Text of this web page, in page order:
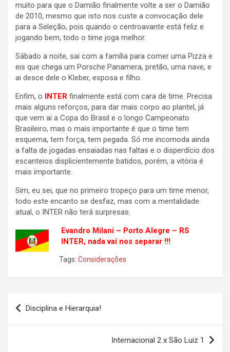
muito para que o Damião finalmente volte a ser o Damião
de 2010, mesmo que isto nos custe a convocação dele
para a Seleção, pois quando o centroavante está feliz e
jogando bem, todo o time joga melhor.
Sábado a noite, sai com a família para comer uma Pizza e
eis que chega um Porsche Panamera, pretão, uma nave, e
ai desce dele o Kleber, esposa e filho.
Enfim, o INTER finalmente está com cara de time. Precisa
mais alguns reforços, para dar mais corpo ao plantel, já
que vem ai a Copa do Brasil e o longo Campeonato
Brasileiro, mas o mais importante é que o time tem
esquema, tem força, tem pegada. Só me incomoda ainda
a falta de jogadas ensaiadas nas faltas e o disperdício dos
escanteios displicientemente batidos, porém, a vitória é
mais importante.
Sim, eu sei, que no primeiro tropeço para um time menor,
todo este encanto se desfaz, mas com a mentalidade
atual, o INTER não terá surpresas.
Evandro Milani – Porto Alegre – RS
INTER, nada vai nos separar !!!
Tags: Considerações
Navegação
de
Disciplina e Hierarquia!
Internacional 2 x São Luiz 1